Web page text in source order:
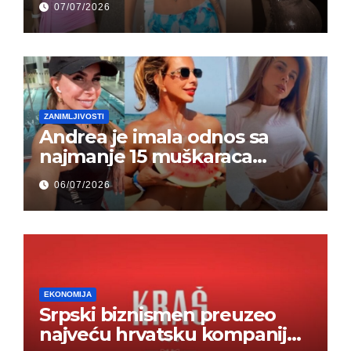
07/07/2026
ZANIMLJIVOSTI
Andrea je imala odnos sa
najmanje 15 muškaraca
odjednom – „Doktor mi je
rekao…“ (FOTO)
06/07/2026
EKONOMIJA
Srpski biznismen preuzeo
najveću hrvatsku kompaniju i